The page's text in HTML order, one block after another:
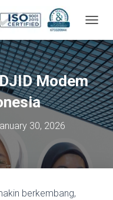
O
G
G
L
E
N
A
V
Modem
30, 2026
berkembang,